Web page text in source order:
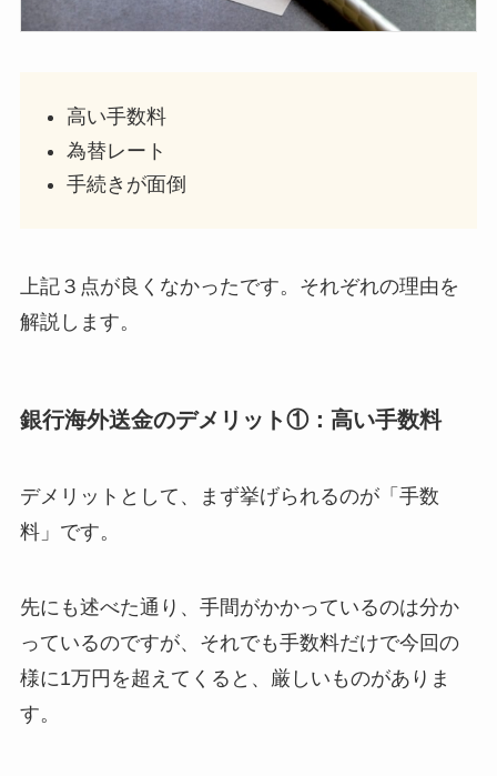
高い手数料
為替レート
手続きが面倒
上記３点が良くなかったです。それぞれの理由を
解説します。
銀行海外送金のデメリット①：高い手数料
デメリットとして、まず挙げられるのが「手数
料」です。
先にも述べた通り、手間がかかっているのは分か
っているのですが、それでも手数料だけで今回の
様に1万円を超えてくると、厳しいものがありま
す。